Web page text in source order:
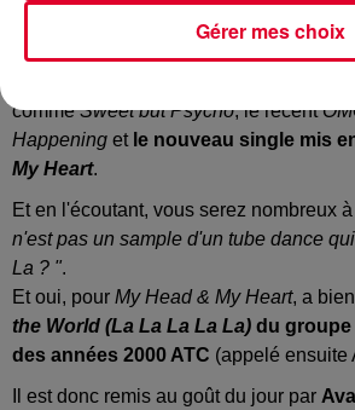
La jeune chanteuse américaine
et a récemment sorti son albumHeaven
commeSweet but Psycho, le récent
Happening et le nouveau single mis
My Heart.
Et en l'écoutant, vous serez nombreux
n'est pas un sample d'un tube dance
La ? ".
Et oui, pour My Head & My Heart, a
the World (La La La La La) du groupe
des années 2000 ATC (appelé ensuite
Il est donc remis au goût du jour par
Gérer mes choix